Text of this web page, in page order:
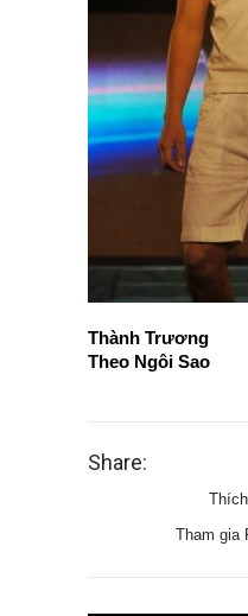
Thành Trương
Theo Ngôi Sao
Share:
Tham gia